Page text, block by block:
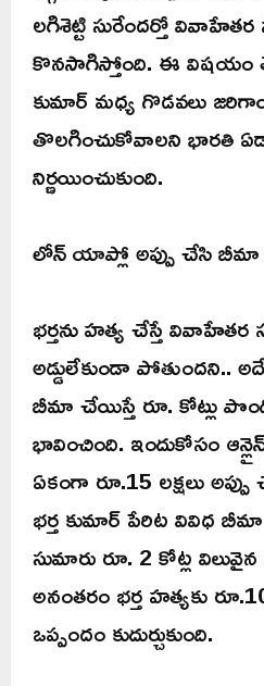
లగిశెట్టి సురేందర్తో
కొనసాగిస్తోంది. ఈ
కుమార్ మధ్య గొడవలు
తొలగించుకోవాలని భారతి
నిర్ణయించుకుంది.
లోన్ యాప్లో అప్పు చేసి బీమా
భర్తను హత్య చేస్తే
అడ్డులేకుండా పోతుందని..
బీమా చేయిస్తే రూ. కోట్లు
భావించింది. ఇందుకోసం
ఏకంగా రూ.15 లక్షలు
భర్త కుమార్ పేరిట వివిధ
సుమారు రూ. 2 కోట్ల
అనంతరం భర్త హత్యకు
ఒప్పందం కుదుర్చుకుంది.